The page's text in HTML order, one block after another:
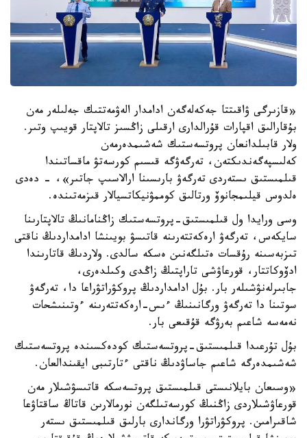
«قازىرگى ۋاقىتتا جەكەلەگەن ادامدار الەۋمەتتىك جەلىلەر مەن
بۇقارالىق اقپارات قۇرالدارى ارقىلى زاڭسىز تالاپتار قويىپ وتىر.
ولار قابىلدانعان پروتسەستىك شەشىمدەرمەن
كەلىسپەگەندىكتەن، تەرگەۋگە قىسىم كورسەتۋ ماقساتىندا
قىلمىستىق ىستەردى تەرگەۋ بارىسىنا ارالاسىپ جاتىر»، - دەدى
ەلدوس قيلىمجانوۆ ورتالىق كوممۋنيكاتسيالار قىزمەتىندە.
وسى ورايدا ول قىلمىستىق-پروتسەستىك زاڭنامانىڭ تالاپتارىنا
سايكەس، تەرگەۋ ارەكەتتەرىنە قاتىسۋ بويىنشا ادامداردىڭ ناقتى
تىزبەسىنە رۇقسات ەتىلگەنىن ەسكە سالدى. ولاردىڭ قاتارىندا
ادۆوكاتتار، قورعاۋشى تاراپتىڭ زاڭدى وكىلدەرى،
جابىرلەنۋشىلەر بار. بۇل ادامداردىڭ پروكۋراتۋراعا دا، تەرگەۋ
سوتىنا دا تەرگەۋ ورگانىنىڭ ءىس-ارەكەتتەرىنە ءوتىنىشحات
نەمەسە شاعىم بەرۋگە قۇقىعى بار.
بۇل تۇرعىدا قىلمىستىق-پروتسەستىك كودەكسىندە پروتسەستىك
شەشىمدەرگە شاعىم جاساۋدىڭ ناقتى ءتارتىبى ايقىندالعان.
«وسىعان بايلانىستى قىلمىستىق پروتسەسكە قاتىسۋشىلار مەن
قورعاۋشىلاردى زاڭنىڭ كورسەتىلگەن نورمالارىن قاتاڭ ساقتاۋعا
شاقىرامىن. پروكۋراتۋرا ورگاندارى بارلىق قىلمىستىق ىستەر